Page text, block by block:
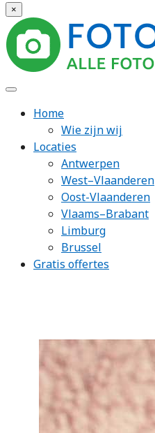
×
Home
Wie zijn wij
Locaties
Antwerpen
West–Vlaanderen
Oost-Vlaanderen
Vlaams–Brabant
Limburg
Brussel
Gratis offertes